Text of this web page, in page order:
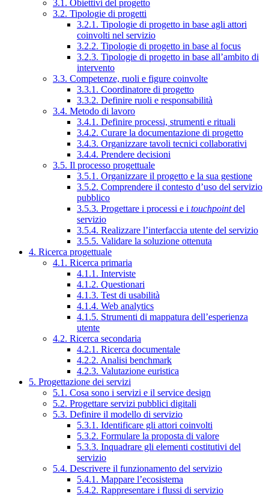
3.1. Obiettivi del progetto
3.2. Tipologie di progetti
3.2.1. Tipologie di progetto in base agli attori
coinvolti nel servizio
3.2.2. Tipologie di progetto in base al focus
3.2.3. Tipologie di progetto in base all’ambito di
intervento
3.3. Competenze, ruoli e figure coinvolte
3.3.1. Coordinatore di progetto
3.3.2. Definire ruoli e responsabilità
3.4. Metodo di lavoro
3.4.1. Definire processi, strumenti e rituali
3.4.2. Curare la documentazione di progetto
3.4.3. Organizzare tavoli tecnici collaborativi
3.4.4. Prendere decisioni
3.5. Il processo progettuale
3.5.1. Organizzare il progetto e la sua gestione
3.5.2. Comprendere il contesto d’uso del servizio
pubblico
3.5.3. Progettare i processi e i touchpointdel
servizio
3.5.4. Realizzare l’interfaccia utente del servizio
3.5.5. Validare la soluzione ottenuta
4. Ricerca progettuale
4.1. Ricerca primaria
4.1.1. Interviste
4.1.2. Questionari
4.1.3. Test di usabilità
4.1.4. Web analytics
4.1.5. Strumenti di mappatura dell’esperienza
utente
4.2. Ricerca secondaria
4.2.1. Ricerca documentale
4.2.2. Analisi benchmark
4.2.3. Valutazione euristica
5. Progettazione dei servizi
5.1. Cosa sono i servizi e il service design
5.2. Progettare servizi pubblici digitali
5.3. Definire il modello di servizio
5.3.1. Identificare gli attori coinvolti
5.3.2. Formulare la proposta di valore
5.3.3. Inquadrare gli elementi costitutivi del
servizio
5.4. Descrivere il funzionamento del servizio
5.4.1. Mappare l’ecosistema
5.4.2. Rappresentare i flussi di servizio